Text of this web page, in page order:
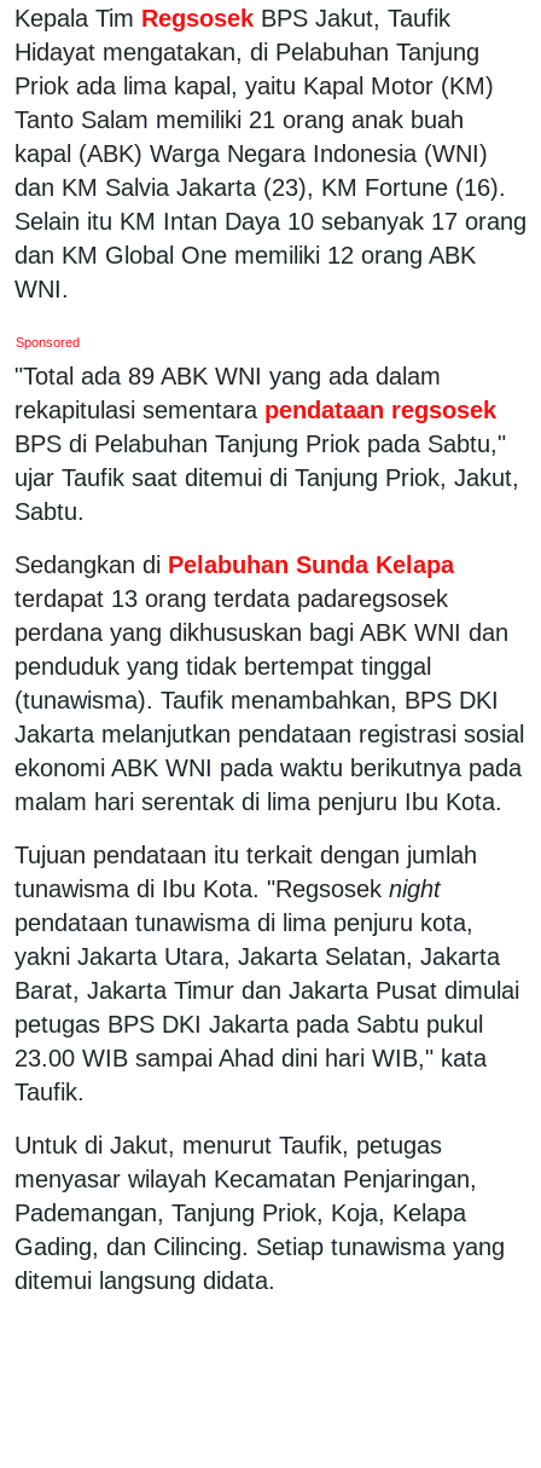
Kepala Tim Regsosek BPS Jakut, Taufik
Hidayat mengatakan, di Pelabuhan Tanjung
Priok ada lima kapal, yaitu Kapal Motor (KM)
Tanto Salam memiliki 21 orang anak buah
kapal (ABK) Warga Negara Indonesia (WNI)
dan KM Salvia Jakarta (23), KM Fortune (16).
Selain itu KM Intan Daya 10 sebanyak 17 orang
dan KM Global One memiliki 12 orang ABK
WNI.
Sponsored
"Total ada 89 ABK WNI yang ada dalam
rekapitulasi sementara pendataan regsosek
BPS di Pelabuhan Tanjung Priok pada Sabtu,"
ujar Taufik saat ditemui di Tanjung Priok, Jakut,
Sabtu.
Sedangkan di Pelabuhan Sunda Kelapa
terdapat 13 orang terdata padaregsosek
perdana yang dikhususkan bagi ABK WNI dan
penduduk yang tidak bertempat tinggal
(tunawisma). Taufik menambahkan, BPS DKI
Jakarta melanjutkan pendataan registrasi sosial
ekonomi ABK WNI pada waktu berikutnya pada
malam hari serentak di lima penjuru Ibu Kota.
Tujuan pendataan itu terkait dengan jumlah
tunawisma di Ibu Kota. "Regsosek night
pendataan tunawisma di lima penjuru kota,
yakni Jakarta Utara, Jakarta Selatan, Jakarta
Barat, Jakarta Timur dan Jakarta Pusat dimulai
petugas BPS DKI Jakarta pada Sabtu pukul
23.00 WIB sampai Ahad dini hari WIB," kata
Taufik.
Untuk di Jakut, menurut Taufik, petugas
menyasar wilayah Kecamatan Penjaringan,
Pademangan, Tanjung Priok, Koja, Kelapa
Gading, dan Cilincing. Setiap tunawisma yang
ditemui langsung didata.